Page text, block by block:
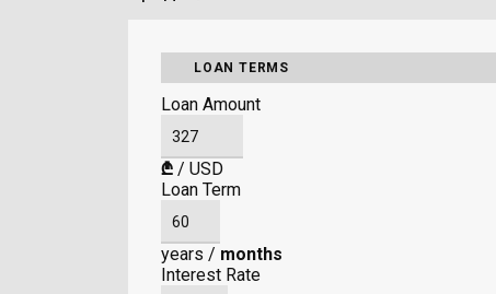
LOAN TERMS
Loan Amount
₾ / USD
Loan Term
years / months
Interest Rate